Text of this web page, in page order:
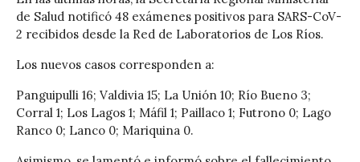
de Salud notificó 48 exámenes positivos para SARS-CoV-
2 recibidos desde la Red de Laboratorios de Los Ríos.
Los nuevos casos corresponden a:
Panguipulli 16; Valdivia 15; La Unión 10; Río Bueno 3;
Corral 1; Los Lagos 1; Máfil 1; Paillaco 1; Futrono 0; Lago
Ranco 0; Lanco 0; Mariquina 0.